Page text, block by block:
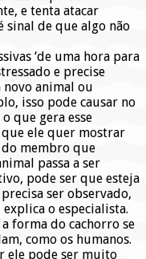
e tenta atacar
sinal de que algo não
‘de uma hora para
e precise
novo animal ou
isso pode causar no
que gera esse
ele quer mostrar
membro que
passa a ser
pode ser que esteja
ser observado,
o especialista.
forma do cachorro se
como os humanos.
ele pode ser muito